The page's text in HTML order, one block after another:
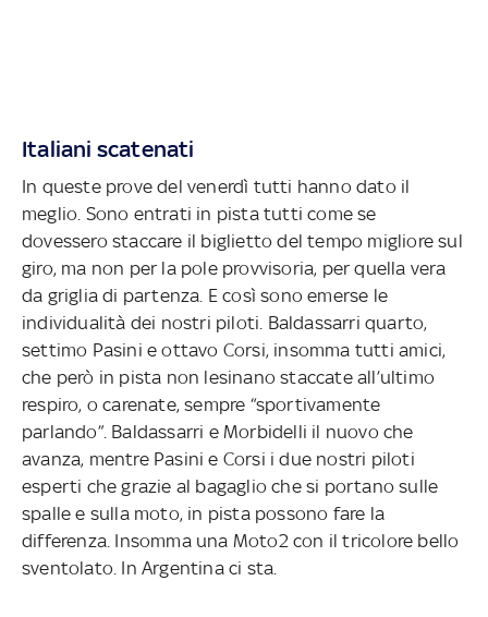
Italiani scatenati
In queste prove del venerdì tutti hanno dato il
meglio. Sono entrati in pista tutti come se
dovessero staccare il biglietto del tempo migliore sul
giro, ma non per la pole provvisoria, per quella vera
da griglia di partenza. E così sono emerse le
individualità dei nostri piloti. Baldassarri quarto,
settimo Pasini e ottavo Corsi, insomma tutti amici,
che però in pista non lesinano staccate all’ultimo
respiro, o carenate, sempre “sportivamente
parlando”. Baldassarri e Morbidelli il nuovo che
avanza, mentre Pasini e Corsi i due nostri piloti
esperti che grazie al bagaglio che si portano sulle
spalle e sulla moto, in pista possono fare la
differenza. Insomma una Moto2 con il tricolore bello
sventolato. In Argentina ci sta.